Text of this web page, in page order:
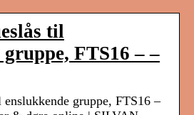
til
FTS16 – –
gruppe, FTS16 –